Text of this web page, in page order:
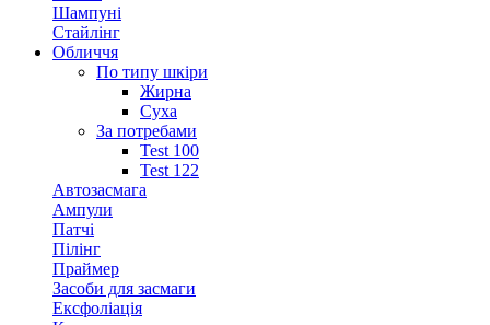
Шампуні
Стайлінг
Обличчя
По типу шкіри
Жирна
Суха
За потребами
Test 100
Test 122
Автозасмага
Ампули
Патчі
Пілінг
Праймер
Засоби для засмаги
Ексфоліація